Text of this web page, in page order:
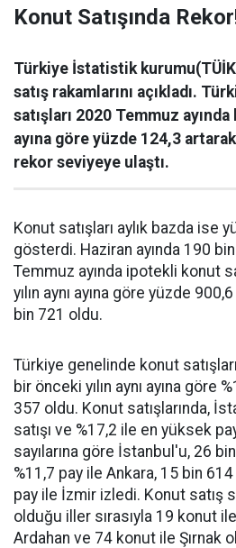
Konut Satışında
Türkiye İstatistik
satış rakamlarını açıkladı.
satışları 2020 Temmuz ayında
ayına göre yüzde 124,3
rekor seviyeye ulaştı.
Konut satışları aylık bazda ise
gösterdi. Haziran ayında 190
Temmuz ayında ipotekli konut
yılın aynı ayına göre yüzde
bin 721 oldu.
Türkiye genelinde konut
bir önceki yılın aynı ayına göre
357 oldu. Konut satışlarında,
satışı ve %17,2 ile en yüksek
sayılarına göre İstanbul'u, 26
%11,7 pay ile Ankara, 15 bin 614
pay ile İzmir izledi. Konut satış
olduğu iller sırasıyla 19 konut
Ardahan ve 74 konut ile Şırnak